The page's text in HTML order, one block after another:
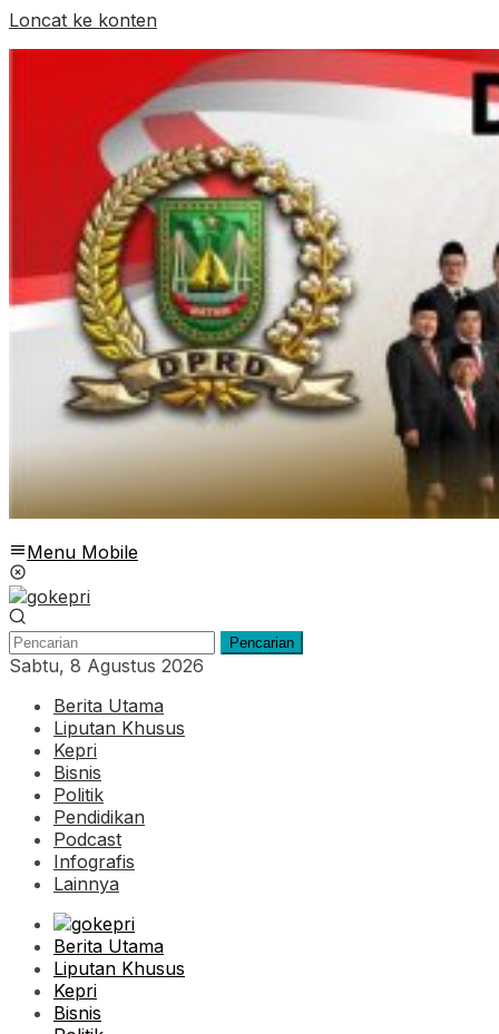
Loncat ke konten
Menu Mobile
Pencarian
Sabtu, 8 Agustus 2026
Berita Utama
Liputan Khusus
Kepri
Bisnis
Politik
Pendidikan
Podcast
Infografis
Lainnya
Berita Utama
Liputan Khusus
Kepri
Bisnis